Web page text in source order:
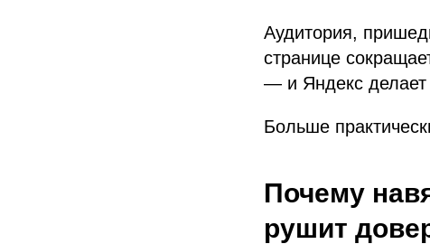
Аудитория,
странице
— и Яндекс делает
Больше
Почему
рушит